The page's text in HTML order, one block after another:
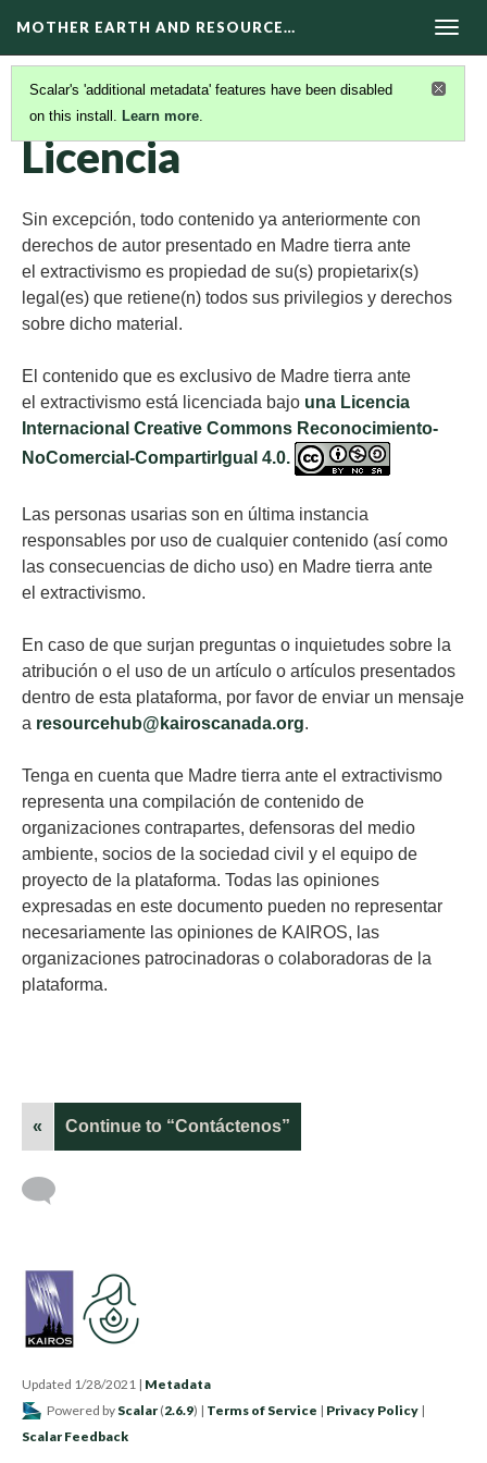
MOTHER EARTH AND RESOURCE…
Scalar's 'additional metadata' features have been disabled
on this install. Learn more.
ACERCA DE LA PLATAFORMA MERE
Licencia
Sin excepción, todo contenido ya anteriormente con
derechos de autor presentado en Madre tierra ante
el extractivismo es propiedad de su(s) propietarix(s)
legal(es) que retiene(n) todos sus privilegios y derechos
sobre dicho material.
El contenido que es exclusivo de Madre tierra ante
el extractivismo está licenciada bajo una Licencia
Internacional Creative Commons Reconocimiento-
NoComercial-CompartirIgual 4.0.
Las personas usarias son en última instancia
responsables por uso de cualquier contenido (así como
las consecuencias de dicho uso) en Madre tierra ante
el extractivismo.
En caso de que surjan preguntas o inquietudes sobre la
atribución o el uso de un artículo o artículos presentados
dentro de esta plataforma, por favor de enviar un mensaje
a resourcehub@kairoscanada.org.
Tenga en cuenta que Madre tierra ante el extractivismo
representa una compilación de contenido de
organizaciones contrapartes, defensoras del medio
ambiente, socios de la sociedad civil y el equipo de
proyecto de la plataforma. Todas las opiniones
expresadas en este documento pueden no representar
necesariamente las opiniones de KAIROS, las
organizaciones patrocinadoras o colaboradoras de la
plataforma.
« Continue to “Contáctenos”
Updated 1/28/2021 | Metadata
Powered by Scalar (2.6.9) | Terms of Service | Privacy Policy |
Scalar Feedback